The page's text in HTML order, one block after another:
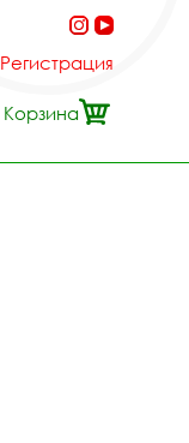
Регистрация
Корзина